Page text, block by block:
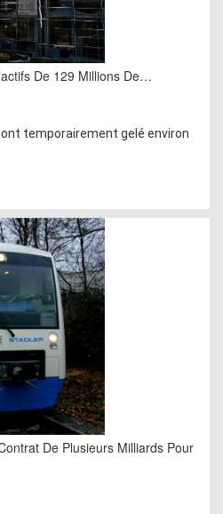
De 129 Millions De…
temporairement gelé environ
De Plusieurs Milliards Pour